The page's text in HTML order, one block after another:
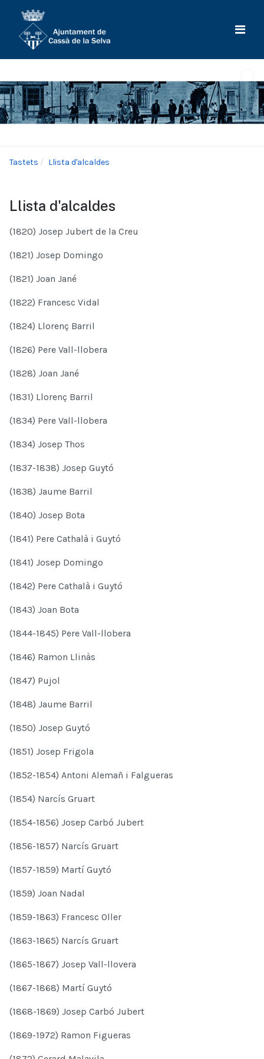
Tastets Llista d'alcaldes
Llista d'alcaldes
(1820) Josep Jubert de la Creu
(1821) Josep Domingo
(1821) Joan Jané
(1822) Francesc Vidal
(1824) Llorenç Barril
(1826) Pere Vall-llobera
(1828) Joan Jané
(1831) Llorenç Barril
(1834) Pere Vall-llobera
(1834) Josep Thos
(1837-1838) Josep Guytó
(1838) Jaume Barril
(1840) Josep Bota
(1841) Pere Cathalà i Guytó
(1841) Josep Domingo
(1842) Pere Cathalà i Guytó
(1843) Joan Bota
(1844-1845) Pere Vall-llobera
(1846) Ramon Llinàs
(1847) Pujol
(1848) Jaume Barril
(1850) Josep Guytó
(1851) Josep Frigola
(1852-1854) Antoni Alemañ i Falgueras
(1854) Narcís Gruart
(1854-1856) Josep Carbó Jubert
(1856-1857) Narcís Gruart
(1857-1859) Martí Guytó
(1859) Joan Nadal
(1859-1863) Francesc Oller
(1863-1865) Narcís Gruart
(1865-1867) Josep Vall-llovera
(1867-1868) Martí Guytó
(1868-1869) Josep Carbó Jubert
(1869-1972) Ramon Figueras